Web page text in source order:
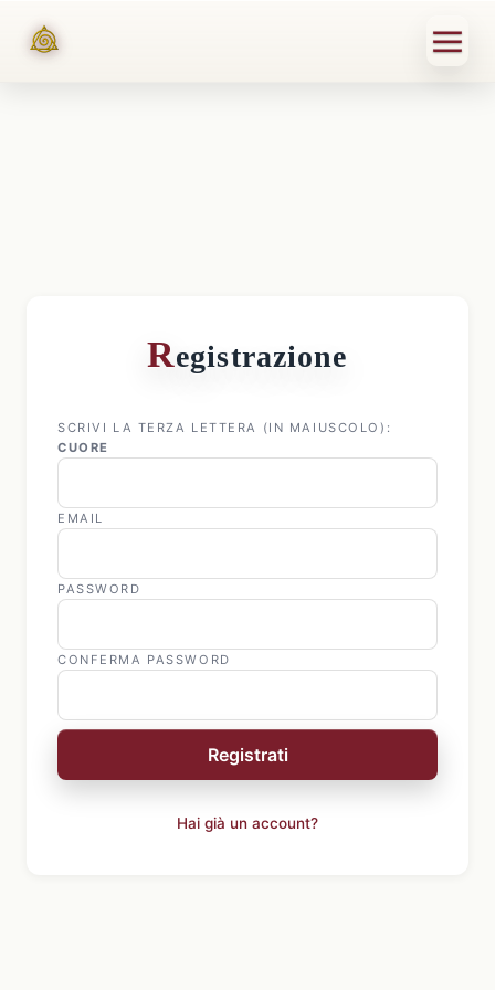
Registrazione
SCRIVI LA TERZA LETTERA (IN MAIUSCOLO):
CUORE
EMAIL
PASSWORD
CONFERMA PASSWORD
Registrati
Hai già un account?